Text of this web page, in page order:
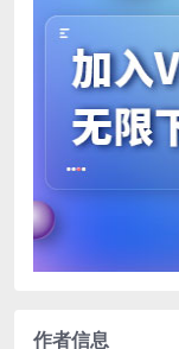
作者信息